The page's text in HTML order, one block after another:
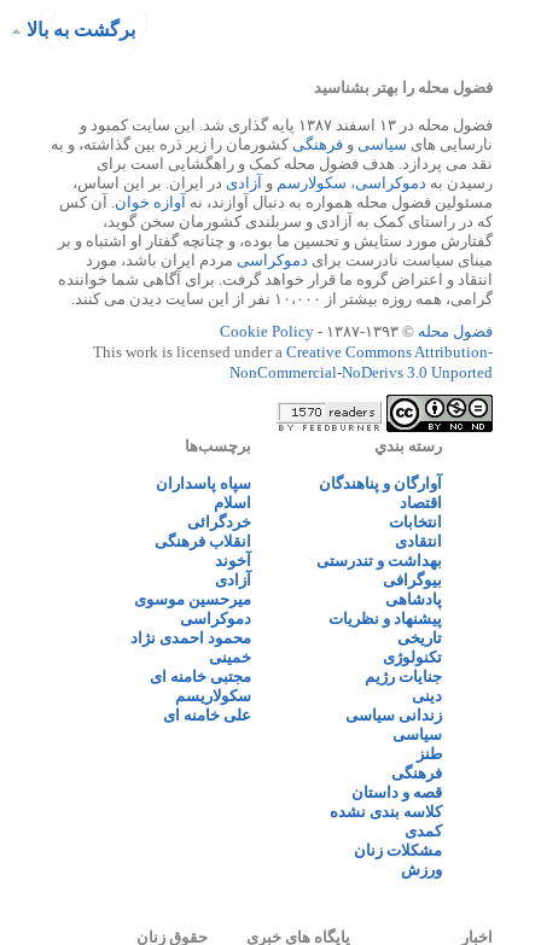
برگشت به بالا
فضول محله را بهتر بشناسید
فضول محله در ۱۳ اسفند ۱۳۸۷ پایه گذاری شد. این سایت کمبود و
نارسایی های سیاسی و فرهنگیکشورمان را زیر ذره بین گذاشته، و به
نقد می پردازد. هدف فضول محله کمک و راهگشایی است برای
رسیدن به دموکراسی، سکولارسم و آزادی در ایران. بر این اساس،
مسئولین فضول محله همواره به دنبال آوازند، نه آوازه خوان. آن کس
که در راستای کمک به آزادی و سربلندی کشورمان سخن گوید،
گفتارش مورد ستایش و تحسین ما بوده، و چنانچه گفتار او اشتباه و بر
مبنای سیاست نادرست برای دموکراسی مردم ایران باشد، مورد
انتقاد و اعتراض گروه ما قرار خواهد گرفت. برای آگاهی شما خواننده
گرامی، همه روزه بیشتر از ۱۰،۰۰۰ نفر از این سایت دیدن می کنند.
فضول محله © ۱۳۹۳-۱۳۸۷ -
Cookie Policy
This work is licensed under a Creative Commons Attribution-
NonCommercial-NoDerivs 3.0 Unported
رسته بندي
آوارگان و پناهندگان
اقتصاد
انتخابات
انتقادی
بهداشت و تندرستی
بیوگرافی
پادشاهی
پیشنهاد و نظریات
تاریخی
تکنولوژی
جنایات رژیم
دینی
زندانی سیاسی
سیاسی
طنز
فرهنگی
قصه و داستان
کلاسه بندی نشده
کمدی
مشکلات زنان
ورزش
برچسب‌ها
سپاه پاسداران
اسلام
خردگرائی
انقلاب فرهنگی
آخوند
آزادی
میرحسین موسوی
دموکراسی
محمود احمدی نژاد
خمینی
مجتبی خامنه ای
سکولاریسم
علی خامنه ای
اخبار پایگاه های خبری حقوق زنان